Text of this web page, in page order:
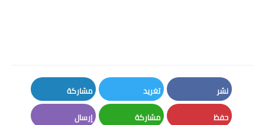
نشر
Facebook
تغريد
Twitter
مشاركة
LinkedIn
حفظ مشاركة إرسال